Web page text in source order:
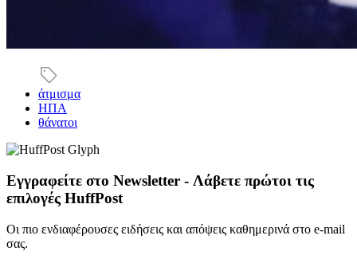
άτμισμα
ΗΠΑ
θάνατοι
Εγγραφείτε στο Newsletter - Λάβετε πρώτοι τις
επιλογές HuffPost
Οι πιο ενδιαφέρουσες ειδήσεις και απόψεις καθημερινά στο e-mail
σας.